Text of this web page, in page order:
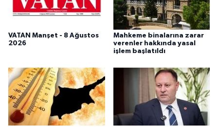
VATAN Manşet - 8 Ağustos
2026
Mahkeme binalarına zarar
verenler hakkında yasal
işlem başlatıldı